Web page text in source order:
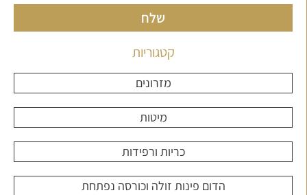
שלח
קטגוריות
מזרונים
מיטות
כריות ורפידות
הדום פינות זולה וכורסה נפתחת